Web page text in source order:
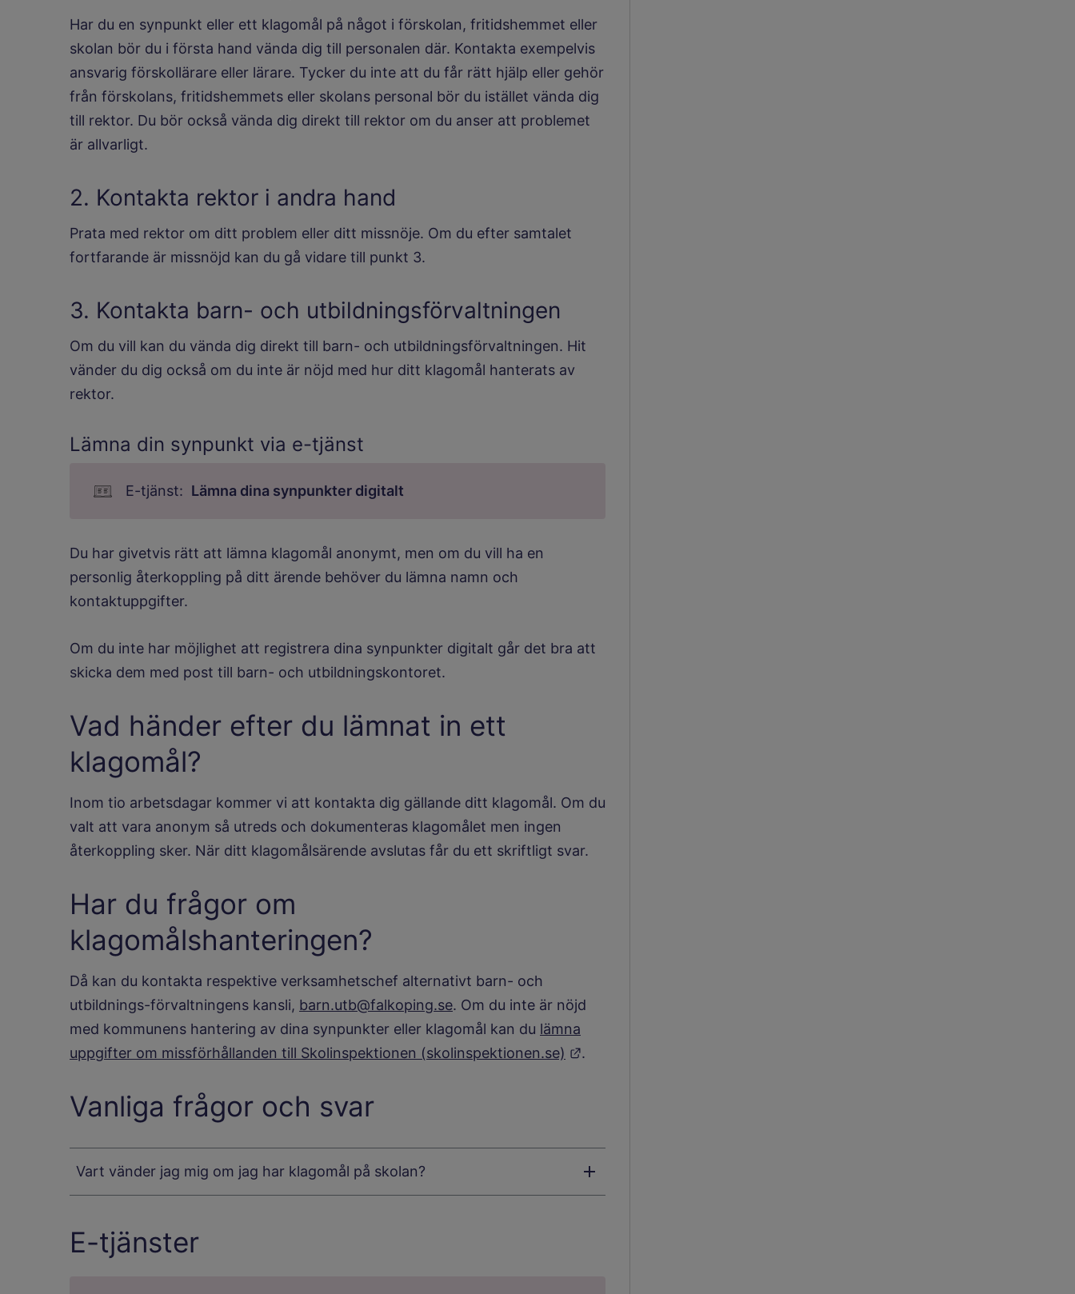
Har du en synpunkt eller ett klagomål på något i förskolan, fritidshemmet eller
skolan bör du i första hand vända dig till personalen där. Kontakta exempelvis
ansvarig förskollärare eller lärare. Tycker du inte att du får rätt hjälp eller gehör
från förskolans, fritidshemmets eller skolans personal bör du istället vända dig
till rektor. Du bör också vända dig direkt till rektor om du anser att problemet
är allvarligt.
2. Kontakta rektor i andra hand
Prata med rektor om ditt problem eller ditt missnöje. Om du efter samtalet
fortfarande är missnöjd kan du gå vidare till punkt 3.
3. Kontakta barn- och utbildningsförvaltningen
Om du vill kan du vända dig direkt till barn- och utbildningsförvaltningen. Hit
vänder du dig också om du inte är nöjd med hur ditt klagomål hanterats av
rektor.
Lämna din synpunkt via e-tjänst
Lämna dina synpunkter digitalt
Du har givetvis rätt att lämna klagomål anonymt, men om du vill ha en
personlig återkoppling på ditt ärende behöver du lämna namn och
kontaktuppgifter.
Om du inte har möjlighet att registrera dina synpunkter digitalt går det bra att
skicka dem med post till barn- och utbildningskontoret.
Vad händer efter du lämnat in ett
klagomål?
Inom tio arbetsdagar kommer vi att kontakta dig gällande ditt klagomål. Om du
valt att vara anonym så utreds och dokumenteras klagomålet men ingen
återkoppling sker. När ditt klagomålsärende avslutas får du ett skriftligt svar.
Har du frågor om
klagomålshanteringen?
Då kan du kontakta respektive verksamhetschef alternativt barn- och
utbildnings-förvaltningens kansli, barn.utb@falkoping.se. Om du inte är nöjd
med kommunens hantering av dina synpunkter eller klagomål kan du lämna
uppgifter om missförhållanden till Skolinspektionen (skolinspektionen.se)
.
Vanliga frågor och svar
Vart vänder jag mig om jag har klagomål på skolan?
E-tjänster